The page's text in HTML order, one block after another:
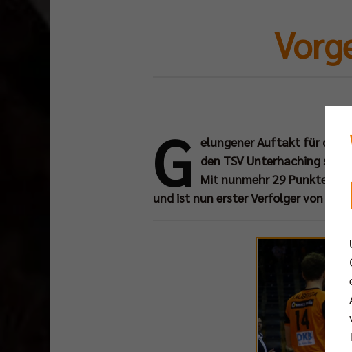
G elungener Auftakt für die
den TSV Unterhaching
Mit nunmehr 29 Punkten
und ist nun erster Verfolger von